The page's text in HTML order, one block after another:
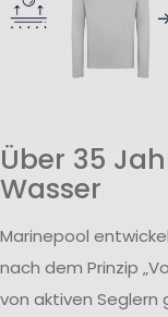
Über 35
Wasser
Marinepool
nach dem Prinzip
von aktiven